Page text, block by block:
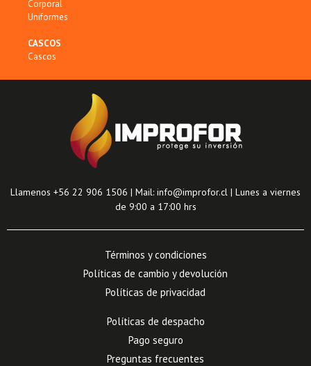
Corporal
Uniformes
CASCOS
Cascos
Llamenos +56 22 906 1506 | Mail: info@improfor.cl | Lunes a viernes
de 9:00 a 17:00 hrs
Términos y condiciones
Políticas de cambio y devolución
Políticas de privacidad
Políticas de despacho
Pago seguro
Preguntas frecuentes